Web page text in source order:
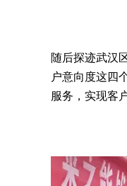
随后探迹武汉
户意向度这四
服务，实现客